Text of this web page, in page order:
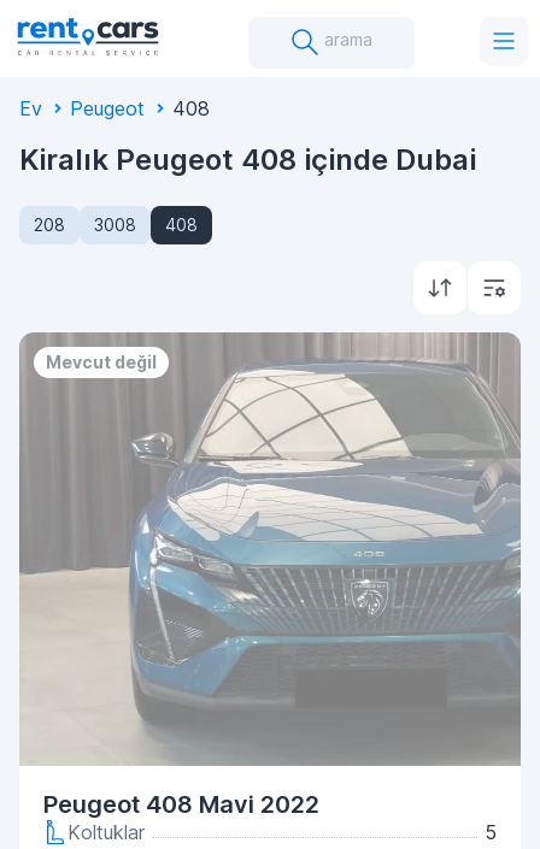
arama
Ev Peugeot 408
Kiralık Peugeot 408 içinde Dubai
208 3008 408
Mevcut değil
Peugeot 408 Mavi 2022
Koltuklar
5